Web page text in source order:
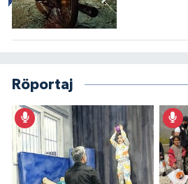
Röportaj